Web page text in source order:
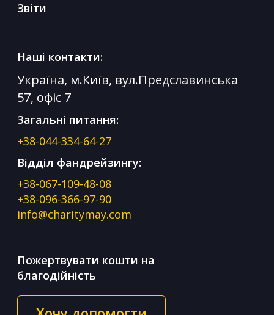
Звіти
Наші контакти:
Україна, м.Київ, вул.Предславинська
57, офіс 7
Загальні питання:
+38-044-334-64-27
Відділ фандрейзингу:
+38-067-109-48-08
+38-096-366-97-90
info@charitymay.com
Пожертвувати кошти на
благодійність